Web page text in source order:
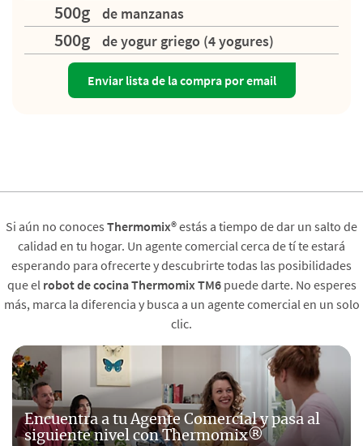
500g de manzanas
500g de yogur griego (4 yogures)
Enviar lista de la compra por email
Si aún no conoces Thermomix®estás a tiempo de dar un salto de
calidad en tu hogar. Un agente comercial cerca de tí te estará
esperando para ofrecerte y descubrirte todas las posibilidades
que el robot de cocina Thermomix TM6puede darte. No esperes
más, marca la diferencia y busca a un agente comercial en un solo
clic.
Encuentra a tu Agente Comercial y pasa al
siguiente nivel con Thermomix®